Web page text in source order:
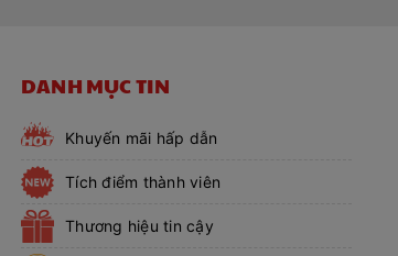
DANH MỤC TIN
Khuyến mãi hấp dẫn
Tích điểm thành viên
Thương hiệu tin cậy